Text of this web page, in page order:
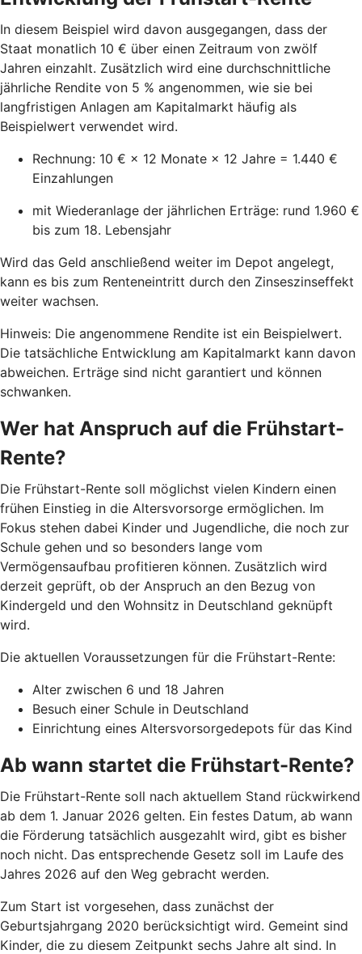
In diesem Beispiel wird davon ausgegangen, dass der
Staat monatlich 10 € über einen Zeitraum von zwölf
Jahren einzahlt. Zusätzlich wird eine durchschnittliche
jährliche Rendite von 5 % angenommen, wie sie bei
langfristigen Anlagen am Kapitalmarkt häufig als
Beispielwert verwendet wird.
Rechnung: 10 € × 12 Monate × 12 Jahre = 1.440 €
Einzahlungen
mit Wiederanlage der jährlichen Erträge: rund 1.960 €
bis zum 18. Lebensjahr
Wird das Geld anschließend weiter im Depot angelegt,
kann es bis zum Renteneintritt durch den Zinseszinseffekt
weiter wachsen.
Hinweis: Die angenommene Rendite ist ein Beispielwert.
Die tatsächliche Entwicklung am Kapitalmarkt kann davon
abweichen. Erträge sind nicht garantiert und können
schwanken.
Wer hat Anspruch auf die Frühstart-
Rente?
Die Frühstart-Rente soll möglichst vielen Kindern einen
frühen Einstieg in die Altersvorsorge ermöglichen. Im
Fokus stehen dabei Kinder und Jugendliche, die noch zur
Schule gehen und so besonders lange vom
Vermögensaufbau profitieren können. Zusätzlich wird
derzeit geprüft, ob der Anspruch an den Bezug von
Kindergeld und den Wohnsitz in Deutschland geknüpft
wird.
Die aktuellen Voraussetzungen für die Frühstart-Rente:
Alter zwischen 6 und 18 Jahren
Besuch einer Schule in Deutschland
Einrichtung eines Altersvorsorgedepots für das Kind
Ab wann startet die Frühstart-Rente?
Die Frühstart-Rente soll nach aktuellem Stand rückwirkend
ab dem 1. Januar 2026 gelten. Ein festes Datum, ab wann
die Förderung tatsächlich ausgezahlt wird, gibt es bisher
noch nicht. Das entsprechende Gesetz soll im Laufe des
Jahres 2026 auf den Weg gebracht werden.
Zum Start ist vorgesehen, dass zunächst der
Geburtsjahrgang 2020 berücksichtigt wird. Gemeint sind
Kinder, die zu diesem Zeitpunkt sechs Jahre alt sind. In